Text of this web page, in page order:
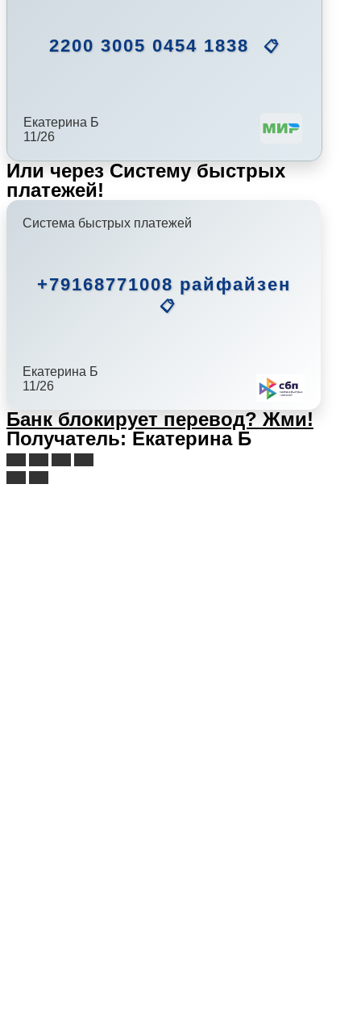
2200 3005 0454 1838 📋
Екатерина Б
11/26
Или через Систему быстрых
платежей!
Система быстрых платежей
+79168771008 райфайзен
📋
Екатерина Б
11/26
Банк блокирует перевод? Жми!
Получатель: Екатерина Б